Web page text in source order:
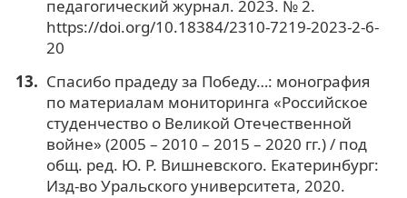
педагогический журнал. 2023. № 2.
https://doi.org/10.18384/2310-7219-2023-2-6-
20
Спасибо прадеду за Победу…: монография
по материалам мониторинга «Российское
студенчество о Великой Отечественной
войне» (2005 – 2010 – 2015 – 2020 гг.) / под
общ. ред. Ю. Р. Вишневского. Екатеринбург:
Изд-во Уральского университета, 2020.